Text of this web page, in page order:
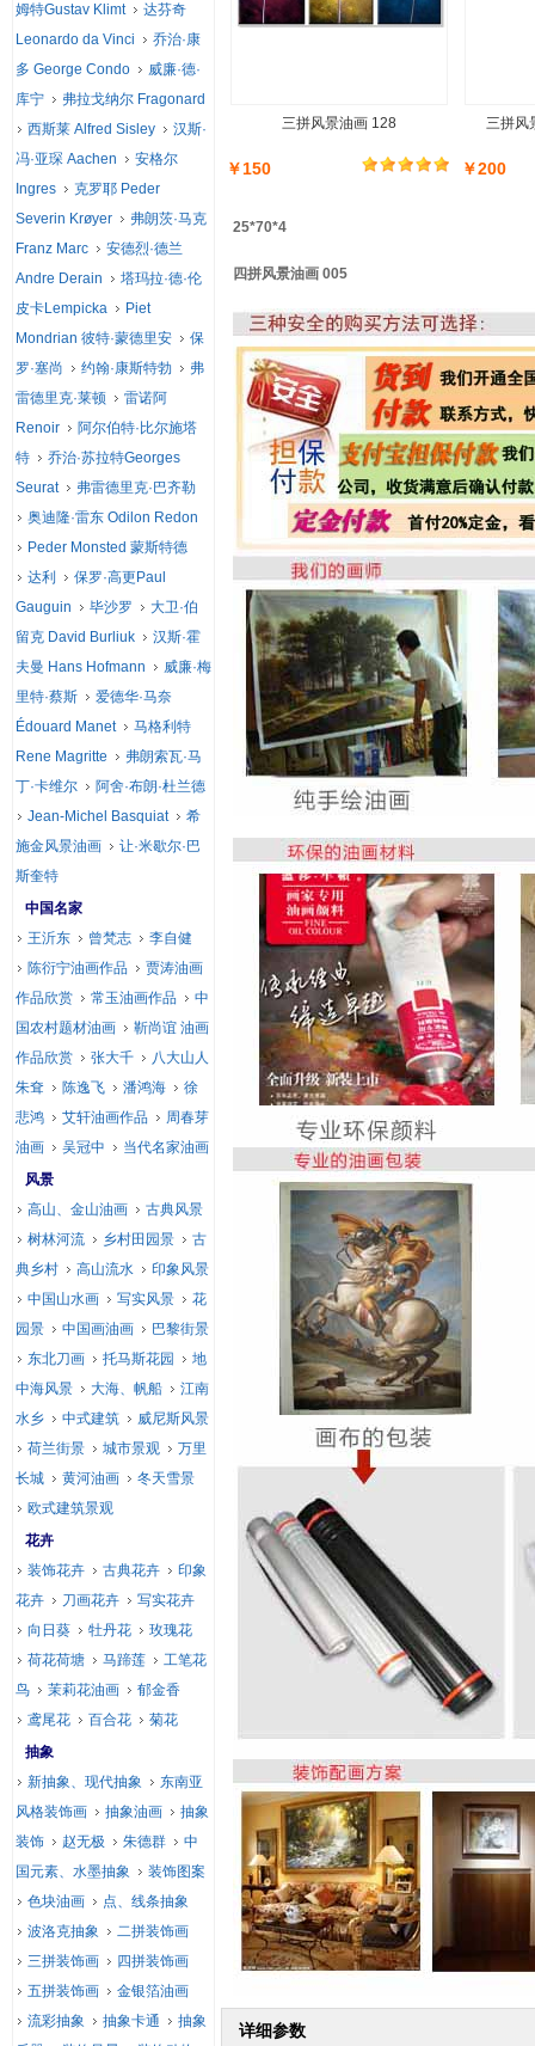
三拼风景油画 128
￥150
三拼风
￥200
25*70*4
四拼风景油画 005
详细参数
姆特Gustav Klimt
达芬奇
Leonardo da Vinci
乔治·康
多 George Condo
威廉·德·
库宁
弗拉戈纳尔 Fragonard
西斯莱 Alfred Sisley
汉斯·
冯·亚琛 Aachen
安格尔
Ingres
克罗耶 Peder
Severin Krøyer
弗朗茨·马克
Franz Marc
安德烈·德兰
Andre Derain
塔玛拉·德·伦
皮卡Lempicka
Piet
Mondrian 彼特·蒙德里安
保
罗·塞尚
约翰·康斯特勃
弗
雷德里克·莱顿
雷诺阿
Renoir
阿尔伯特·比尔施塔
特
乔治·苏拉特Georges
Seurat
弗雷德里克·巴齐勒
奥迪隆·雷东 Odilon Redon
Peder Monsted 蒙斯特德
达利
保罗·高更Paul
Gauguin
毕沙罗
大卫·伯
留克 David Burliuk
汉斯·霍
夫曼 Hans Hofmann
威廉·梅
里特·蔡斯
爱德华·马奈
Édouard Manet
马格利特
Rene Magritte
弗朗索瓦·马
丁·卡维尔
阿舍·布朗·杜兰德
Jean-Michel Basquiat
希
施金风景油画
让·米歇尔·巴
斯奎特
中国名家
王沂东
曾梵志
李自健
陈衍宁油画作品
贾涛油画
作品欣赏
常玉油画作品
中
国农村题材油画
靳尚谊 油画
作品欣赏
张大千
八大山人
朱耷
陈逸飞 潘鸿海
徐
悲鸿
艾轩油画作品
周春芽
油画
吴冠中
当代名家油画
风景
高山、金山油画
古典风景
树林河流
乡村田园景
古
典乡村
高山流水
印象风景
中国山水画
写实风景
花
园景
中国画油画
巴黎街景
东北刀画
托马斯花园
地
中海风景
大海、帆船
江南
水乡
中式建筑
威尼斯风景
荷兰街景
城市景观
万里
长城
黄河油画
冬天雪景
欧式建筑景观
花卉
装饰花卉
古典花卉
印象
花卉
刀画花卉
写实花卉
向日葵
牡丹花
玫瑰花
荷花荷塘
马蹄莲
工笔花
鸟
茉莉花油画
郁金香
鸢尾花
百合花
菊花
抽象
新抽象、现代抽象
东南亚
风格装饰画
抽象油画
抽象
装饰
赵无极 朱德群
中
国元素、水墨抽象
装饰图案
色块油画
点、线条抽象
波洛克抽象
二拼装饰画
三拼装饰画
四拼装饰画
五拼装饰画
金银箔油画
流彩抽象
抽象卡通
抽象